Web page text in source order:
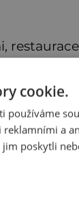
které
zmizely
Relikvie,
Evropou a
cookie.
používáme
reklamními a
poskytli